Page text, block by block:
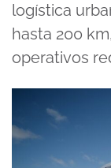
logística
hasta 200
operativos